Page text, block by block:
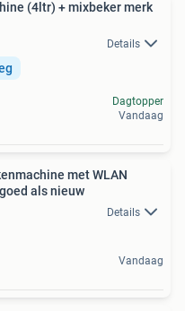
(4ltr) + mixbeker merk
Details
Dagtopper
Vandaag
met WLAN
als nieuw
Details
Vandaag